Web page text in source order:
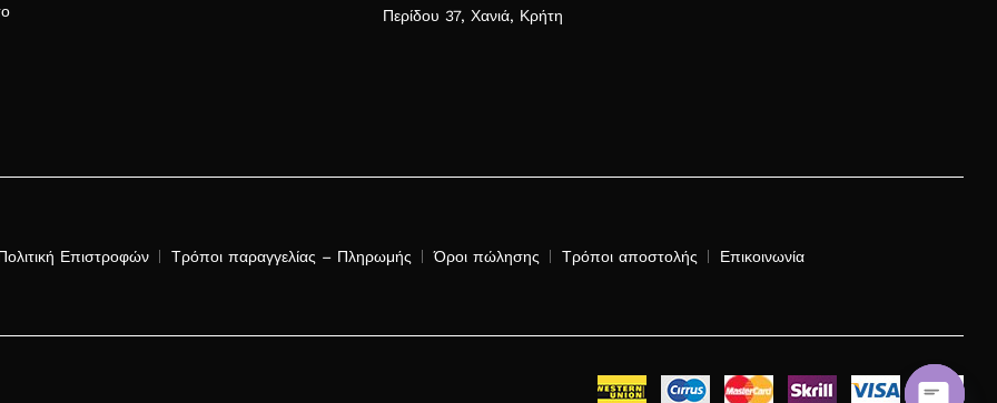
Περίδου 37, Χανιά, Κρήτη
Επιστροφών Τρόποι παραγγελίας – Πληρωμής Όροι πώλησης Τρόποι αποστολής Επικοινωνία